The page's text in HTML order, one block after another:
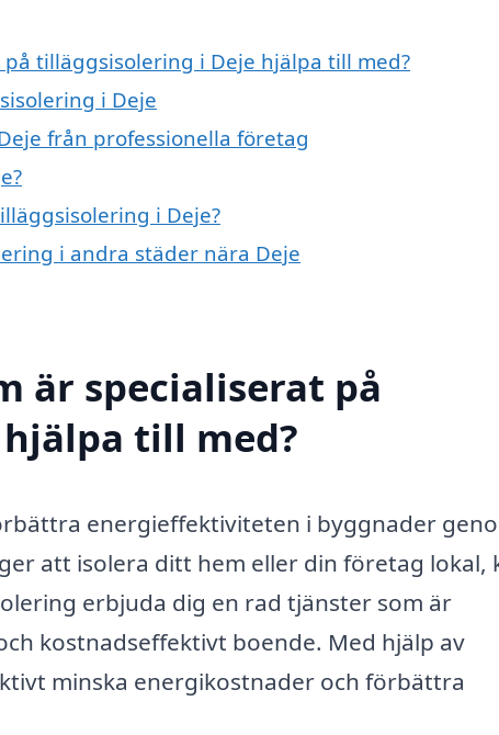
tilläggsisolering i Deje hjälpa till med?
i Deje
från professionella företag
i Deje?
i andra städer nära Deje
är specialiserat på
till med?
energieffektiviteten i byggnader
att isolera ditt hem eller din företag lokal,
erbjuda dig en rad tjänster som är
kostnadseffektivt boende. Med hjälp av
minska energikostnader och förbättra